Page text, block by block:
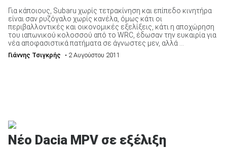
Για κάποιους, Subaru χωρίς τετρακίνηση και επίπεδο κινητήρα
είναι σαν ρυζόγαλο χωρίς κανέλα, όμως κάτι οι
περιβαλλοντικές και οικονομικές εξελίξεις, κάτι η αποχώρηση
του ιαπωνικού κολοσσού από το WRC, έδωσαν την ευκαιρία για
νέα αποφασιστικά πατήματα σε άγνωστες μεν, αλλά ...
Γιάννης Τσιγκρής • 2 Αυγούστου 2011
Νέο Dacia MPV σε εξέλιξη